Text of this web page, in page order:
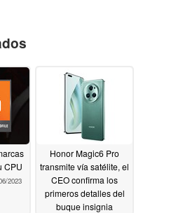
CPU
2023
Honor Magic6 Pro
transmite vía satélite, el
CEO confirma los
primeros detalles del
buque insignia